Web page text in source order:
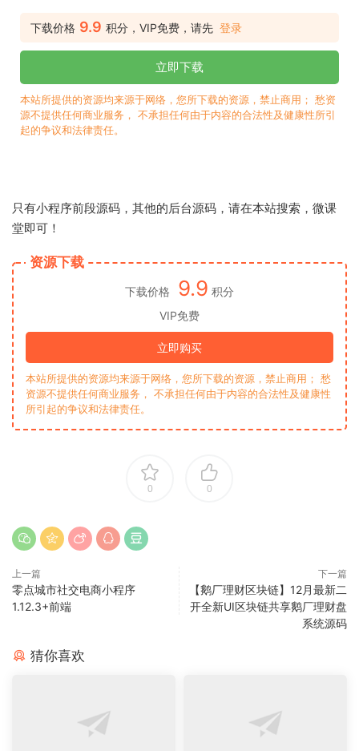
下载价格 9.9 积分，VIP免费，请先 登录
立即下载
本站所提供的资源均来源于网络，您所下载的资源，禁止商用； 愁资
源不提供任何商业服务， 不承担任何由于内容的合法性及健康性所引
起的争议和法律责任。
只有小程序前段源码，其他的后台源码，请在本站搜索，微课
堂即可！
资源下载
下载价格 9.9 积分
VIP免费
立即购买
本站所提供的资源均来源于网络，您所下载的资源，禁止商用； 愁
资源不提供任何商业服务， 不承担任何由于内容的合法性及健康性
所引起的争议和法律责任。
0 0
上一篇
零点城市社交电商小程序
1.12.3+前端
下一篇
【鹅厂理财区块链】12月最新二
开全新UI区块链共享鹅厂理财盘
系统源码
猜你喜欢